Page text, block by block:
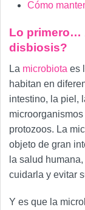
Cómo
Lo primero…
disbiosis?
La microbiota es
habitan en
intestino, la piel,
protozoos. La
objeto de gran
la salud
cuidarla y evitar
Y es que la